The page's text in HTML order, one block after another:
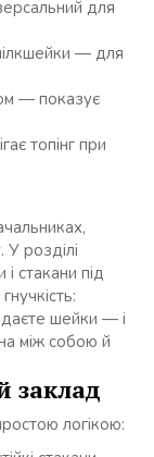
для
— для
— показує
топінг при
У розділі
стакани під
шейки — і
між собою й
заклад
логікою: